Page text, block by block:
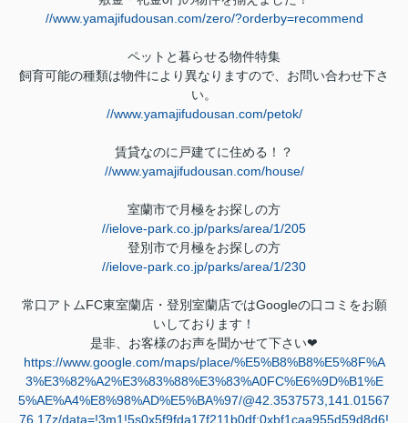
//www.yamajifudousan.com/zero/?orderby=recommend
ペットと暮らせる物件特集
飼育可能の種類は物件により異なりますので、お問い合わせ下さ
い。
//www.yamajifudousan.com/petok/
賃貸なのに戸建てに住める！？
//www.yamajifudousan.com/house/
室蘭市で月極をお探しの方
//ielove-park.co.jp/parks/area/1/205
登別市で月極をお探しの方
//ielove-park.co.jp/parks/area/1/230
常口アトムFC東室蘭店・登別室蘭店ではGoogleの口コミをお願
いしております！
是非、お客様のお声を聞かせて下さい❤
https://www.google.com/maps/place/%E5%B8%B8%E5%8F%A
3%E3%82%A2%E3%83%88%E3%83%A0FC%E6%9D%B1%E
5%AE%A4%E8%98%AD%E5%BA%97/@42.3537573,141.01567
76,17z/data=!3m1!5s0x5f9fda17f211b0df:0xbf1caa955d59d8d6!